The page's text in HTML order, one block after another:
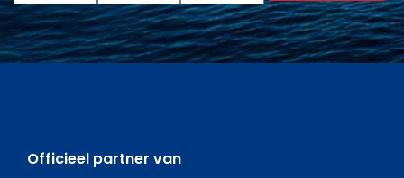
Officieel partner van